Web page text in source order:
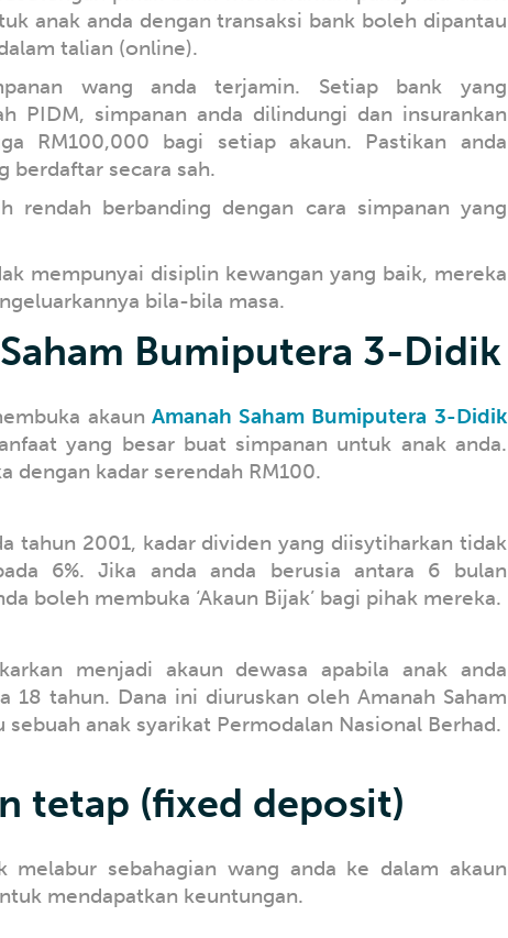
anak anda dengan transaksi bank boleh dipantau
talian (online).
wang anda terjamin. Setiap bank yang
PIDM, simpanan anda dilindungi dan insurankan
RM100,000 bagi setiap akaun. Pastikan anda
berdaftar secara sah.
rendah berbanding dengan cara simpanan yang
mempunyai disiplin kewangan yang baik, mereka
bila-bila masa.
Bumiputera 3-Didik
akaun Amanah Saham Bumiputera 3-Didik
yang besar buat simpanan untuk anak anda.
dengan kadar serendah RM100.
tahun 2001, kadar dividen yang diisytiharkan tidak
6%. Jika anda anda berusia antara 6 bulan
boleh membuka ‘Akaun Bijak’ bagi pihak mereka.
menjadi akaun dewasa apabila anak anda
18 tahun. Dana ini diuruskan oleh Amanah Saham
sebuah anak syarikat Permodalan Nasional Berhad.
tetap (fixed deposit)
melabur sebahagian wang anda ke dalam akaun
mendapatkan keuntungan.